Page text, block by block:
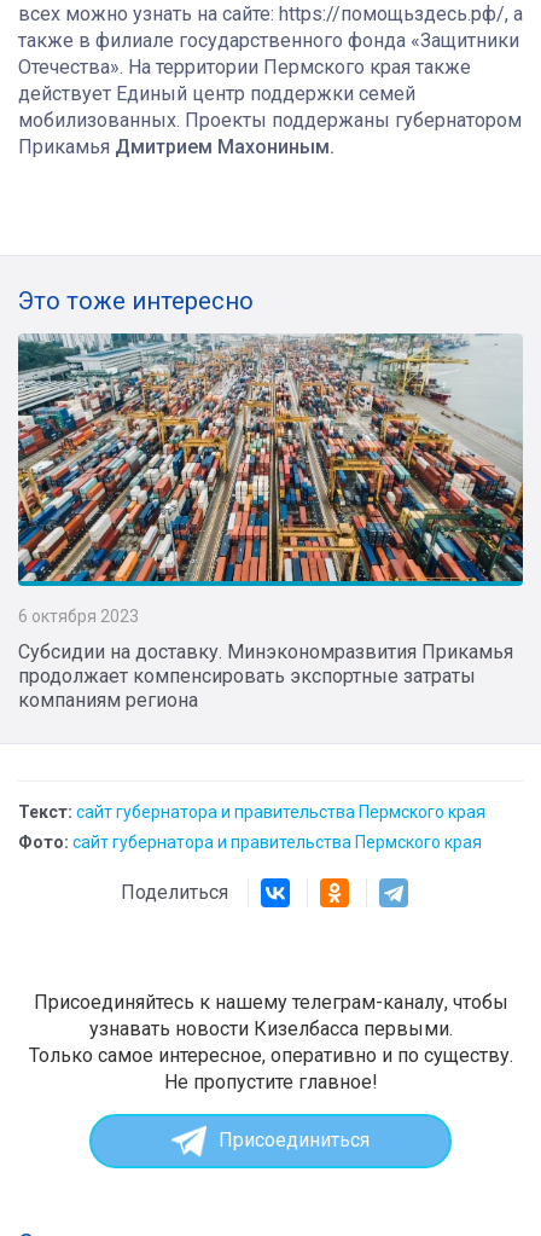
всех можно узнать на сайте: https://помощьздесь.рф/, а
также в филиале государственного фонда «Защитники
Отечества». На территории Пермского края также
действует Единый центр поддержки семей
мобилизованных. Проекты поддержаны губернатором
Прикамья Дмитрием Махониным.
Это тоже интересно
6 октября 2023
Субсидии на доставку. Минэкономразвития Прикамья
продолжает компенсировать экспортные затраты
компаниям региона
Текст: сайт губернатора и правительства Пермского края
Фото: сайт губернатора и правительства Пермского края
Поделиться
Присоединяйтесь к нашему телеграм-каналу, чтобы
узнавать новости Кизелбасса первыми.
Только самое интересное, оперативно и по существу.
Не пропустите главное!
Присоединиться